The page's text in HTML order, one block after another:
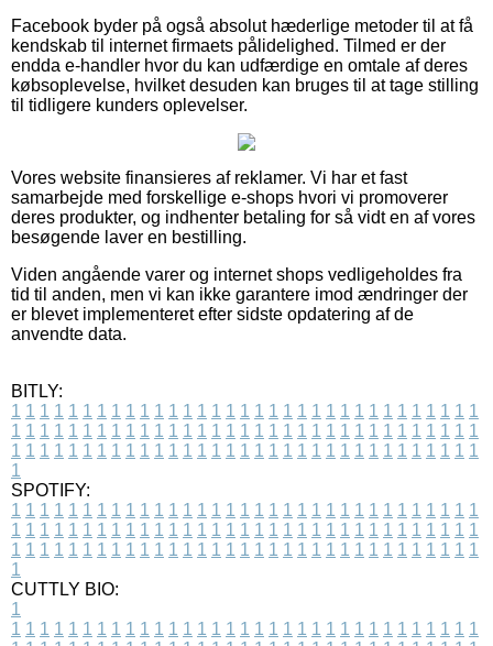
Facebook byder på også absolut hæderlige metoder til at få
kendskab til internet firmaets pålidelighed. Tilmed er der
endda e-handler hvor du kan udfærdige en omtale af deres
købsoplevelse, hvilket desuden kan bruges til at tage stilling
til tidligere kunders oplevelser.
Vores website finansieres af reklamer. Vi har et fast
samarbejde med forskellige e-shops hvori vi promoverer
deres produkter, og indhenter betaling for så vidt en af vores
besøgende laver en bestilling.
Viden angående varer og internet shops vedligeholdes fra
tid til anden, men vi kan ikke garantere imod ændringer der
er blevet implementeret efter sidste opdatering af de
anvendte data.
BITLY:
1 1 1 1 1 1 1 1 1 1 1 1 1 1 1 1 1 1 1 1 1 1 1 1 1 1 1 1 1 1 1 1 1
1 1 1 1 1 1 1 1 1 1 1 1 1 1 1 1 1 1 1 1 1 1 1 1 1 1 1 1 1 1 1 1 1
1 1 1 1 1 1 1 1 1 1 1 1 1 1 1 1 1 1 1 1 1 1 1 1 1 1 1 1 1 1 1 1 1
1
SPOTIFY:
1 1 1 1 1 1 1 1 1 1 1 1 1 1 1 1 1 1 1 1 1 1 1 1 1 1 1 1 1 1 1 1 1
1 1 1 1 1 1 1 1 1 1 1 1 1 1 1 1 1 1 1 1 1 1 1 1 1 1 1 1 1 1 1 1 1
1 1 1 1 1 1 1 1 1 1 1 1 1 1 1 1 1 1 1 1 1 1 1 1 1 1 1 1 1 1 1 1 1
1
CUTTLY BIO:
1
1 1 1 1 1 1 1 1 1 1 1 1 1 1 1 1 1 1 1 1 1 1 1 1 1 1 1 1 1 1 1 1 1